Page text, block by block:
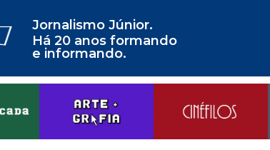
Jornalismo Júnior.
Há 20 anos formando
e informando.